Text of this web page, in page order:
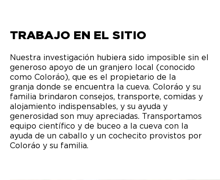
TRABAJO EN EL SITIO
Nuestra investigación hubiera sido imposible sin el
generoso apoyo de un granjero local (conocido
como Coloráo), que es el propietario de la
granja donde se encuentra la cueva. Coloráo y su
familia brindaron consejos, transporte, comidas y
alojamiento indispensables, y su ayuda y
generosidad son muy apreciadas. Transportamos
equipo científico y de buceo a la cueva con la
ayuda de un caballo y un cochecito provistos por
Coloráo y su familia.